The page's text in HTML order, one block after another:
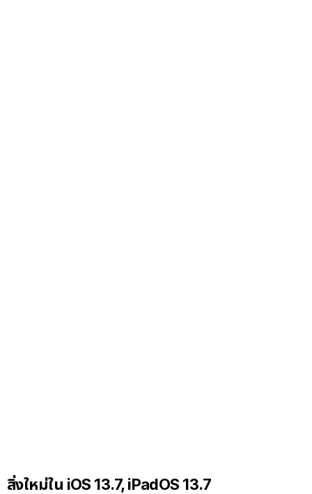
สิ่งใหม่ใน iOS 13.7, iPadOS 13.7